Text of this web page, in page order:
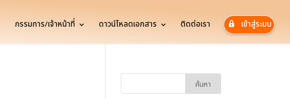
กรรมการ/เจ้าหน้าที่ ดาวน์โหลดเอกสาร ติดต่อเรา เข้าสู่ระบบ